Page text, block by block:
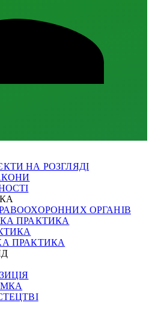
НА РОЗГЛЯДІ
ОРГАНІВ
ПРАКТИКА
ПРАКТИКА